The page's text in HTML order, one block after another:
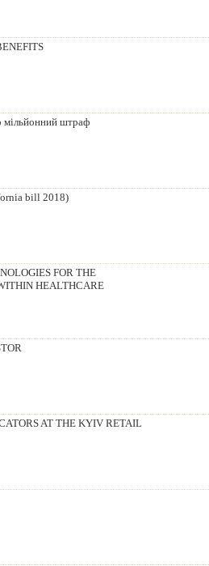
мільйонний штраф
bill 2018)
FOR THE
HEALTHCARE
AT THE KYIV RETAIL